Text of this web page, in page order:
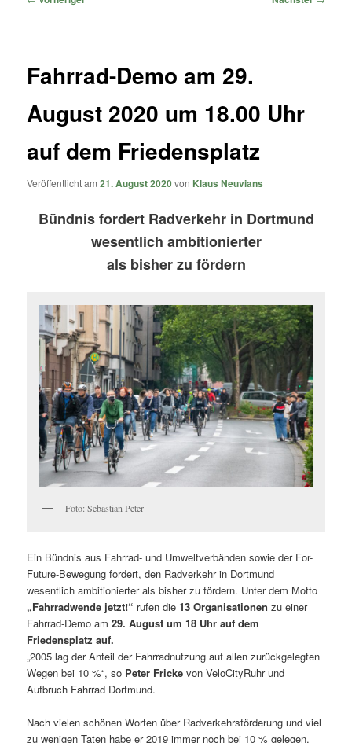
Fahrrad-Demo am 29.
August 2020 um 18.00 Uhr
auf dem Friedensplatz
Veröffentlicht am21. August 2020von Klaus Neuvians
Bündnis fordert Radverkehr in Dortmund
wesentlich ambitionierter
als bisher zu fördern
Foto: Sebastian Peter
Ein Bündnis aus Fahrrad- und Umweltverbänden sowie der For-
Future-Bewegung fordert, den Radverkehr in Dortmund
wesentlich ambitionierter als bisher zu fördern. Unter dem Motto
„Fahrradwende jetzt!“ rufen die13 Organisationen zu einer
Fahrrad-Demo am29. August um 18 Uhr auf dem
Friedensplatz auf.
„2005 lag der Anteil der Fahrradnutzung auf allen zurückgelegten
Wegen bei 10 %“, so Peter Fricke von VeloCityRuhr und
Aufbruch Fahrrad Dortmund.
Nach vielen schönen Worten über Radverkehrsförderung und viel
zu wenigen Taten habe er 2019 immer noch bei 10 % gelegen.